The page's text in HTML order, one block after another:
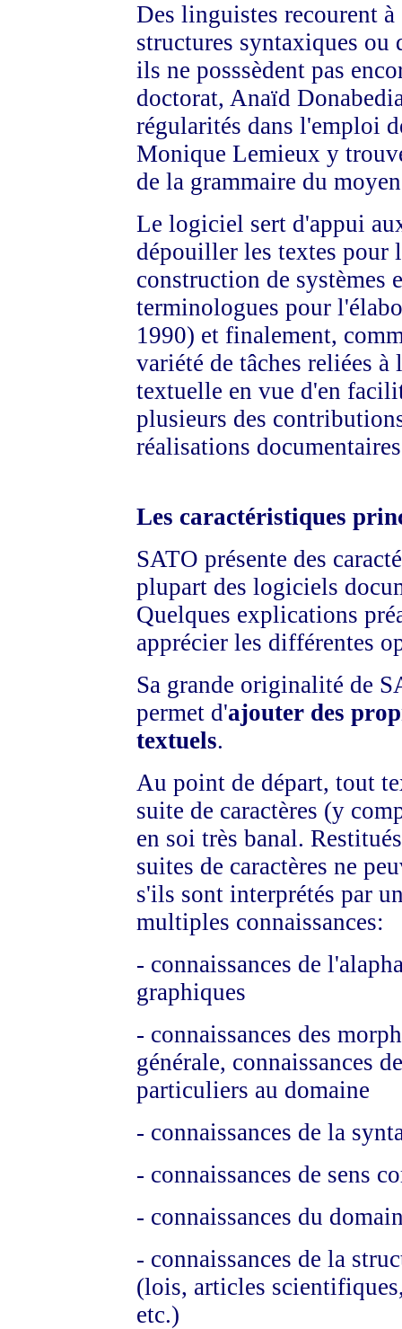
Des linguistes recourent
structures syntaxiques ou
ils ne posssèdent pas
doctorat, Anaïd
régularités dans l'emploi
Monique Lemieux y
de la grammaire du
Le logiciel sert d'appui
dépouiller les textes pour
construction de systèmes
terminologues pour
1990) et finalement,
variété de tâches reliées
textuelle en vue d'en
plusieurs des
réalisations
Les caractéristiques
SATO présente des
plupart des logiciels
Quelques explications
apprécier les différentes
Sa grande originalité de
permet d'ajouter des
textuels.
Au point de départ, tout
suite de caractères (y
en soi très banal.
suites de caractères ne
s'ils sont interprétés par
multiples connaissances:
- connaissances de
graphiques
- connaissances des
générale, connaissances
particuliers au domaine
- connaissances de la
- connaissances de sens
- connaissances du
- connaissances de la
(lois, articles
etc.)